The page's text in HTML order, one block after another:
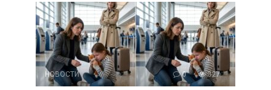
НОВОСТИ 0 327